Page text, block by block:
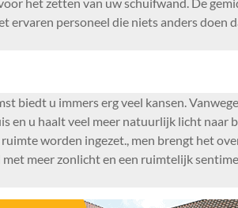
ervaren personeel die niets anders doen
biedt u immers erg veel kansen.
en u haalt veel meer natuurlijk licht naar
worden ingezet., men brengt het
meer zonlicht en een ruimtelijk